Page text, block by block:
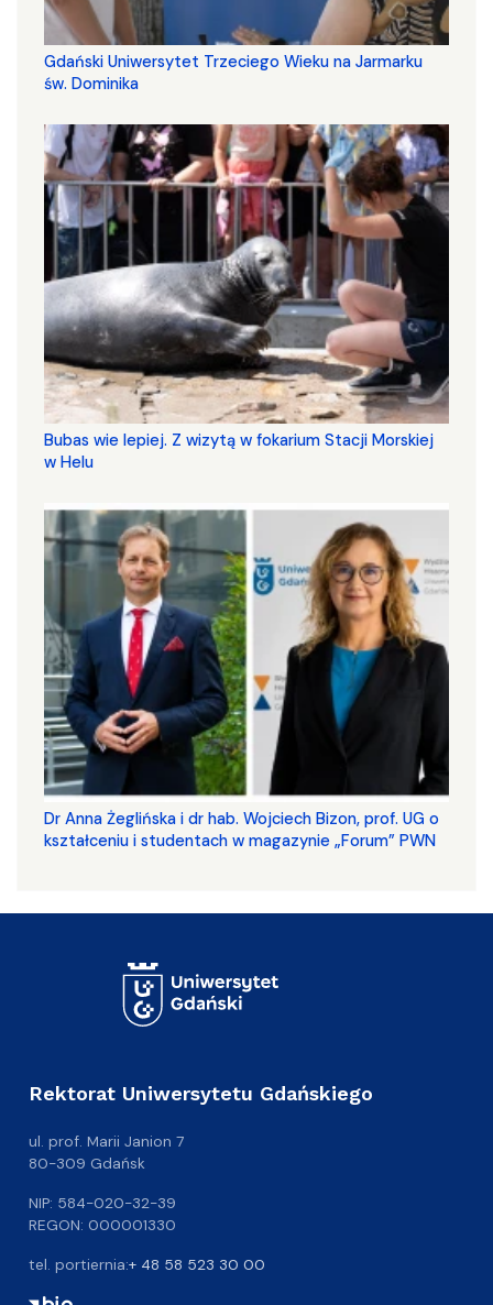
Gdański Uniwersytet Trzeciego Wieku na Jarmarku
św. Dominika
Bubas wie lepiej. Z wizytą w fokarium Stacji Morskiej
w Helu
​​​​​​​Dr Anna Żeglińska i dr hab. Wojciech Bizon, prof. UG o
kształceniu i studentach w magazynie „Forum” PWN
Rektorat Uniwersytetu Gdańskiego
ul. prof. Marii Janion 7
80-309 Gdańsk
NIP: 584-020-32-39
REGON: 000001330
tel. portiernia:+ 48 58 523 30 00